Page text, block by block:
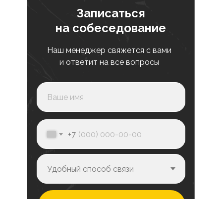
Записаться
на собеседование
Наш менеджер свяжется с вами
и ответит на все вопросы
+7